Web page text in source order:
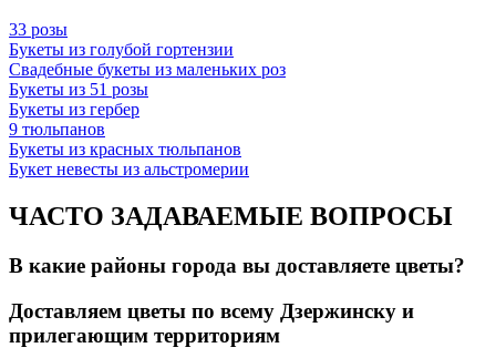
33 розы
Букеты из голубой гортензии
Свадебные букеты из маленьких роз
Букеты из 51 розы
Букеты из гербер
9 тюльпанов
Букеты из красных тюльпанов
Букет невесты из альстромерии
ЧАСТО ЗАДАВАЕМЫЕ ВОПРОСЫ
В какие районы города вы доставляете цветы?
Доставляем цветы по всему Дзержинску и
прилегающим территориям